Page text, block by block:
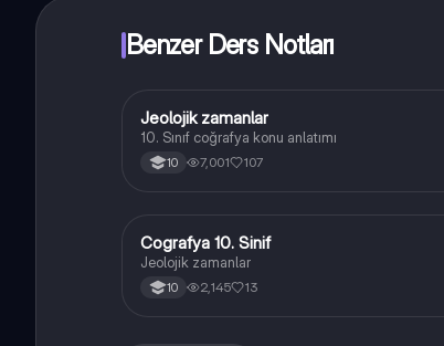
Benzer Ders Notları
Coğrafya
Jeolojik zamanlar
10. Sınıf coğrafya konu anlatımı
10 7,001 107
Coğrafya
Cografya 10. Sinif
Jeolojik zamanlar
10 2,145 13